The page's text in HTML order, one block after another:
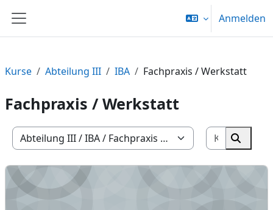
Website-Übersicht
Anmelden
Kurse Abteilung III IBA Fachpraxis / Werkstatt
Fachpraxis / Werkstatt
Kursbereiche
Kurse
Kurse
IBA-02-Werkstatt